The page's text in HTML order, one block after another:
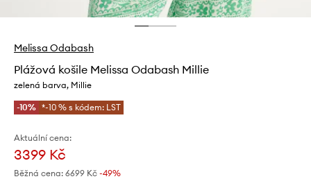
Melissa Odabash
Plážová košile Melissa Odabash Millie
zelená barva, Millie
-10% *-10 % s kódem: LST
Aktuální cena:
3399 Kč
Běžná cena: 6699 Kč -49%